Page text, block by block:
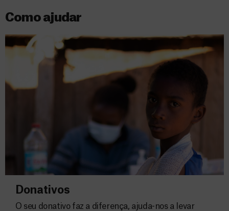
Como ajudar
Donativos
O seu donativo faz a diferença, ajuda-nos a levar